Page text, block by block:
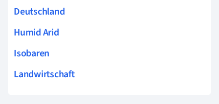
Deutschland
Humid Arid
Isobaren
Landwirtschaft